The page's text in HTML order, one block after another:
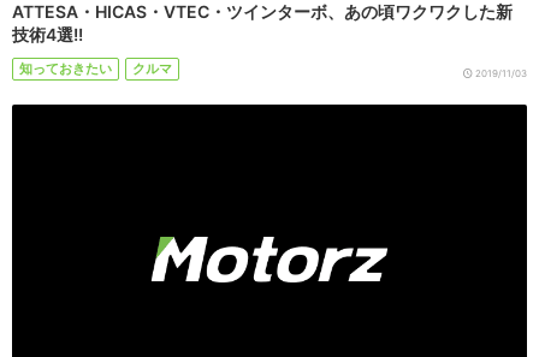
ATTESA・HICAS・VTEC・ツインターボ、あの頃ワクワクした新
技術4選!!
知っておきたい クルマ 2019/11/03